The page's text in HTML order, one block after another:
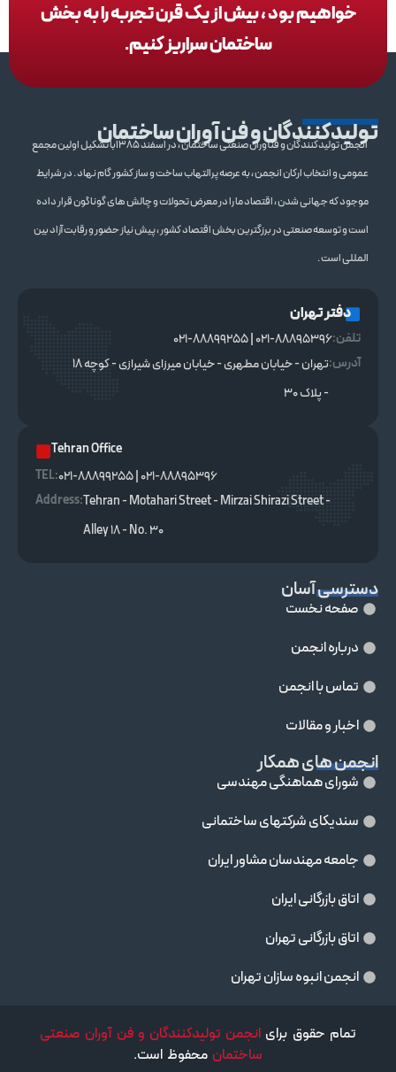
خواهیم بود ، بیش از یک قرن تجربه را به بخش
ساختمان سراریز کنیم.
تولیدکنندگان و فن آوران ساختمانانجمن تولیدکنندگان و فنآوران صنعتی ساختمان ، در اسفند 1385با تشکیل اولین مجمع
عمومی و انتخاب ارکان انجمن ، به عرصه پرالتهاب ساخت و ساز کشور گام نهاد . در شرایط
موجود که جهانی شدن ، اقتصاد ما را در معرض تحولات و چالش های گوناگون قرار داده
است و توسعه صنعتی در برزگترین بخش اقتصاد کشور ، پیش نیاز حضور و رقابت آزاد بین
المللی است .
دفتر تهران
تلفن:021-88895396 | 021-88899255
آدرس:
تهران - خیابان مطهری - خیابان میرزای شیرازی - کوچه ۱۸
- پلاک ۳۰
Tehran Office
TEL :
021-88895396 | 021-88899255
Address:Tehran - Motahari Street - Mirzai Shirazi Street -
Alley 18 - No. 30
دسترسی آسان
صفحه نخست
درباره انجمن
تماس با انجمن
اخبار و مقالات
انجمن های همکار
شورای هماهنگی مهندسی
سندیکای شرکتهای ساختمانی
جامعه مهندسان مشاور ايران
اتاق بازرگانی ایران
اتاق بازرگانی تهران
انجمن انبوه سازان تهران
تمام حقوق برای انجمن تولیدکنندگان و فن آوران صنعتی
ساختمان محفوظ است.